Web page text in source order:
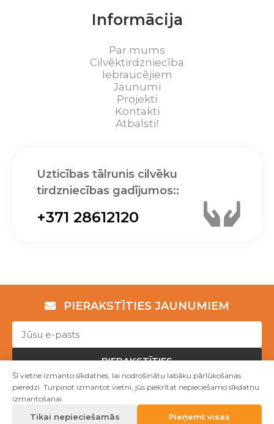
Informācija
Par mums
Cilvēktirdzniecība
Iebraucējiem
Jaunumi
Projekti
Kontakti
Atbalsti!
Uzticības tālrunis cilvēku
tirdzniecības gadījumos::
+371 28612120
PIERAKSTĪTIES JAUNUMIEM
PIERAKSTĪTIES
Copyright © NVO "Patvērums "Drošā māja"" 2023
Mājas lapu izstrāde WEBstyle.lv
Šī vietne izmanto sīkdatnes, lai nodrošinātu labāku pārlūkošanas
pieredzi. Turpinot izmantot vietni, jūs piekrītat nepieciešamo sīkdatņu
izmantošanai.
Tikai nepieciešamās Pieņemt visas